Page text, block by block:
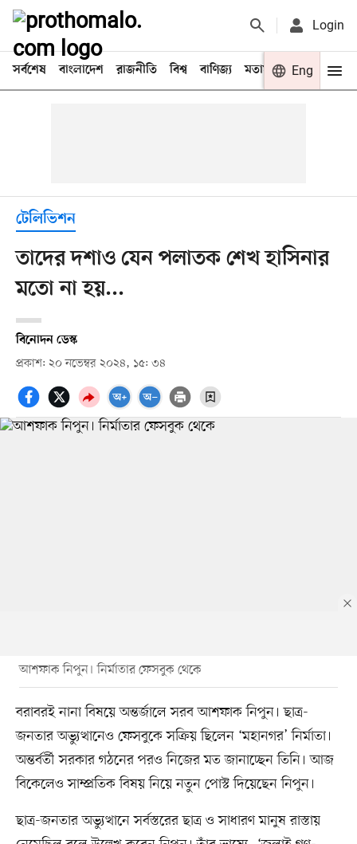
Login
সর্বশেষ বাংলাদেশ রাজনীতি বিশ্ব বাণিজ্য মতামত খেলা
Eng
টেলিভিশন
তাদের দশাও যেন পলাতক শেখ হাসিনার
মতো না হয়...
বিনোদন ডেস্ক
প্রকাশ: ২০ নভেম্বর ২০২৪, ১৫: ৩৪
আশফাক নিপুন। নির্মাতার ফেসবুক থেকে
বরাবরই নানা বিষয়ে অন্তর্জালে সরব আশফাক নিপুন। ছাত্র-
জনতার অভ্যুত্থানেও ফেসবুকে সক্রিয় ছিলেন ‘মহানগর’ নির্মাতা।
অন্তর্বর্তী সরকার গঠনের পরও নিজের মত জানাচ্ছেন তিনি। আজ
বিকেলেও সাম্প্রতিক বিষয় নিয়ে নতুন পোস্ট দিয়েছেন নিপুন।
ছাত্র-জনতার অভ্যুত্থানে সর্বস্তরের ছাত্র ও সাধারণ মানুষ রাস্তায়